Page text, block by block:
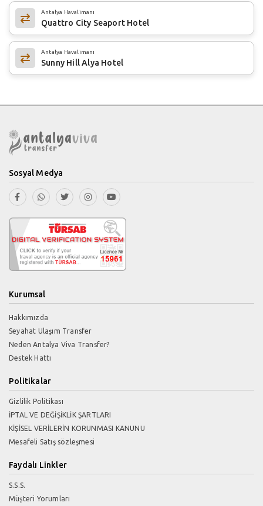
Antalya Havalimanı
Quattro City Seaport Hotel
Antalya Havalimanı
Sunny Hill Alya Hotel
Sosyal Medya
Kurumsal
Hakkımızda
Seyahat Ulaşım Transfer
Neden Antalya Viva Transfer?
Destek Hattı
Politikalar
Gizlilik Politikası
İPTAL VE DEĞİŞİKLİK ŞARTLARI
KİŞİSEL VERİLERİN KORUNMASI KANUNU
Mesafeli Satış sözleşmesi
Faydalı Linkler
S.S.S.
Müşteri Yorumları